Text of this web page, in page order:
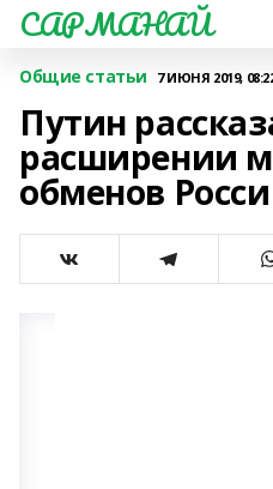
САРМАНАЙ
Общие статьи 7 ИЮНЯ 2019,
Путин
расширении
обменов